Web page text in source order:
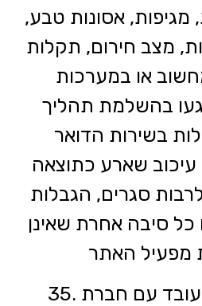
מגיפות, אסונות טבע,
מצב חירום, תקלות
או במערכות
בהשלמת תהליך
בשירות הדואר
עיכוב שארע כתוצאה
סגרים, הגבלות
כל סיבה אחרת שאינן
35. מפעיל האתר עובד עם חברת